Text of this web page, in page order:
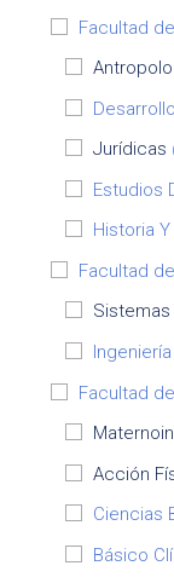
Facultad
Jurídicas
Estudios
Historia
Facultad
Ingeniería
Facultad
Acción
Ciencias
Básico